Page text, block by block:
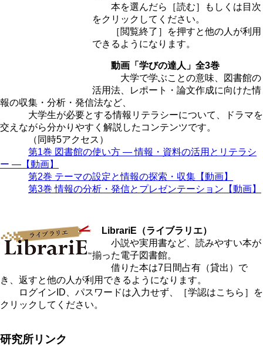
本を選んだら［読む］もしくは目次
をクリックしてください。
［閲覧終了］を押すと他の人が利用
できるようになります。
動画「学びの達人」全3巻
大学で学ぶことの意味、図書館の
活用法、レポート・論文作成に向けた情
報の収集・分析・発信法など、
大学生が必要とする情報リテラシーについて、ドラマを
交えながら分かりやすく解説したコンテンツです。
（同時5アクセス）
第1巻 図書館の使い方 ― 情報・資料の活用とリテラシ
ー ―【動画】
第2巻 テーマの設定と情報の探索・収集【動画】
第3巻 情報の分析・発信とプレゼンテーション【動画】
LibrariE（ライブラリエ）
小説や実用書など、読みやすい本が
揃った電子図書館。
借りた本は7日間占有（貸出）で
き、返すと他の人が利用できるようになります。
ログインID、パスワードは入力せず、［学認はこちら］を
クリックしてください。
研究所リンク